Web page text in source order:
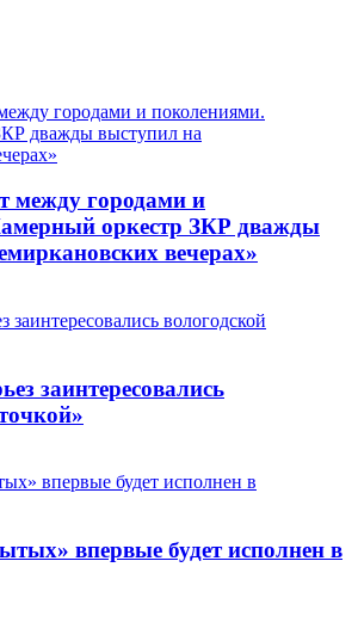
между городами и
оркестр ЗКР дважды
вечерах»
заинтересовались
впервые будет исполнен в